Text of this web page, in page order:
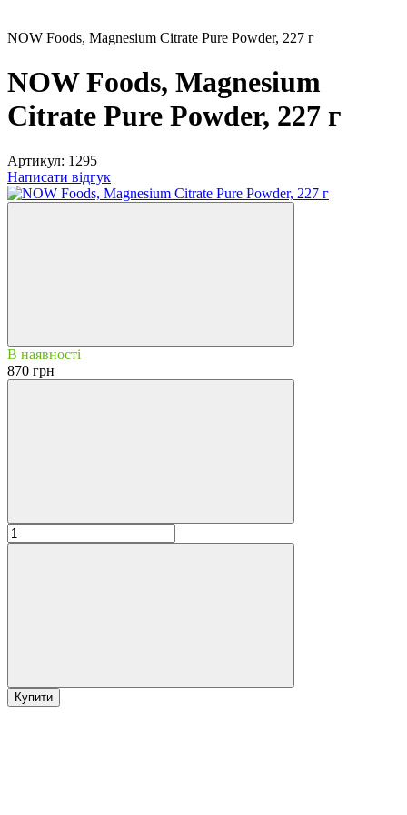
NOW Foods, Magnesium Citrate Pure Powder, 227 г
NOW Foods, Magnesium
Citrate Pure Powder, 227 г
Артикул: 1295
Написати відгук
В наявності
870 грн
Купити